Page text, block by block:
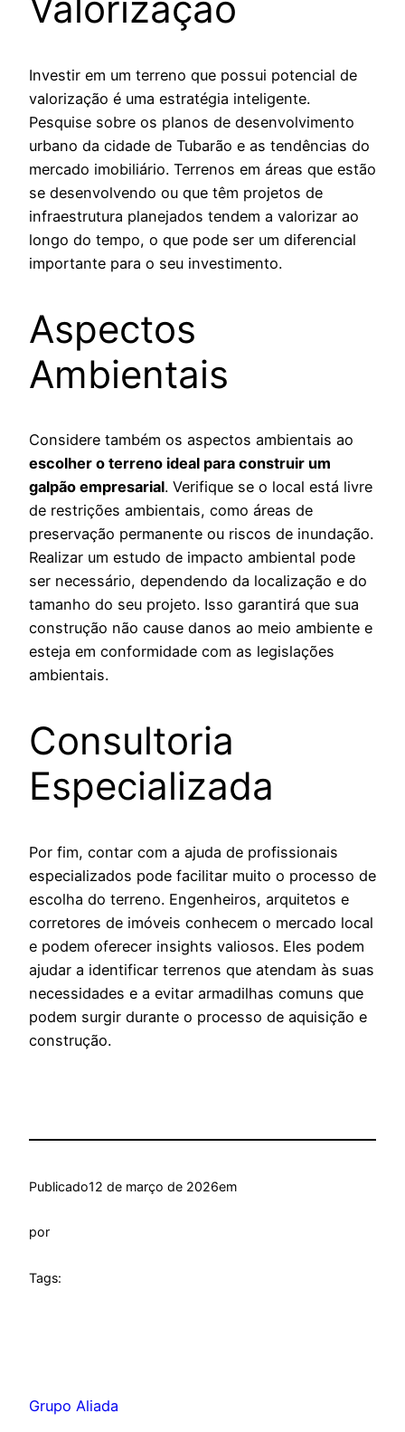
Investir em um terreno que possui potencial de
valorização é uma estratégia inteligente.
Pesquise sobre os planos de desenvolvimento
urbano da cidade de Tubarão e as tendências do
mercado imobiliário. Terrenos em áreas que estão
se desenvolvendo ou que têm projetos de
infraestrutura planejados tendem a valorizar ao
longo do tempo, o que pode ser um diferencial
importante para o seu investimento.
Aspectos
Ambientais
Considere também os aspectos ambientais ao
escolher o terreno ideal para construir um
galpão empresarial. Verifique se o local está livre
de restrições ambientais, como áreas de
preservação permanente ou riscos de inundação.
Realizar um estudo de impacto ambiental pode
ser necessário, dependendo da localização e do
tamanho do seu projeto. Isso garantirá que sua
construção não cause danos ao meio ambiente e
esteja em conformidade com as legislações
ambientais.
Consultoria
Especializada
Por fim, contar com a ajuda de profissionais
especializados pode facilitar muito o processo de
escolha do terreno. Engenheiros, arquitetos e
corretores de imóveis conhecem o mercado local
e podem oferecer insights valiosos. Eles podem
ajudar a identificar terrenos que atendam às suas
necessidades e a evitar armadilhas comuns que
podem surgir durante o processo de aquisição e
construção.
Publicado12 de março de 2026em
por
Tags:
Grupo Aliada